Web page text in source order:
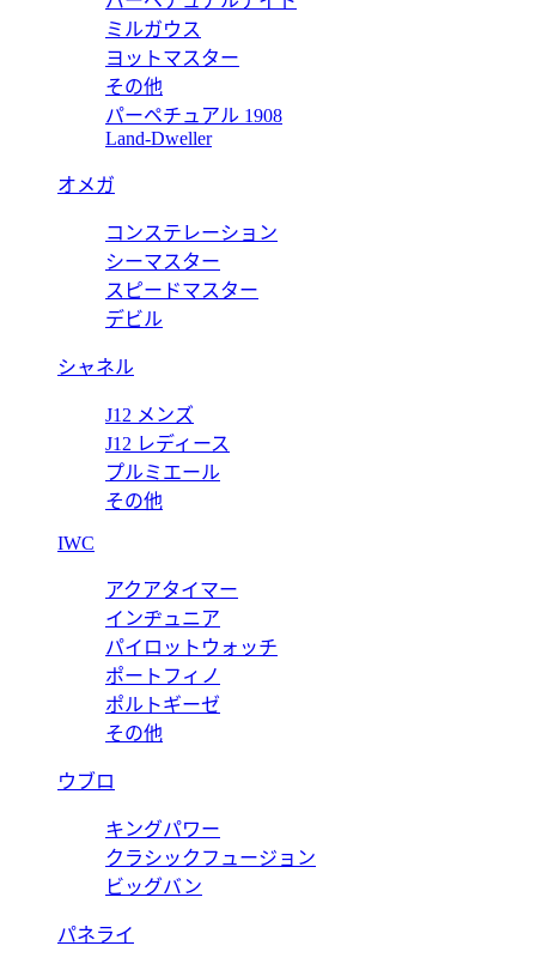
ソーラーグラフ WBP1121.BB0003 【2025年新作】
キャリバー5 WBP231L.BA0618 【2025年新作】
ミルガウス
ヨットマスター
その他
パーペチュアル 1908
Land-Dweller
オメガ
コンステレーション
シーマスター
スピードマスター
デビル
シャネル
J12 メンズ
J12 レディース
プルミエール
その他
IWC
アクアタイマー
インヂュニア
パイロットウォッチ
ポートフィノ
ポルトギーゼ
その他
ウブロ
キングパワー
クラシックフュージョン
ビッグバン
パネライ